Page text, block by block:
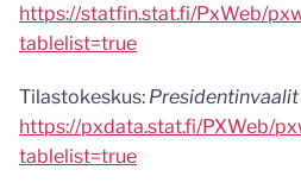
https://statfin.stat.fi/PxWeb/
tablelist=true
Tilastokeskus:
https://pxdata.stat.fi/PXWeb/
tablelist=true